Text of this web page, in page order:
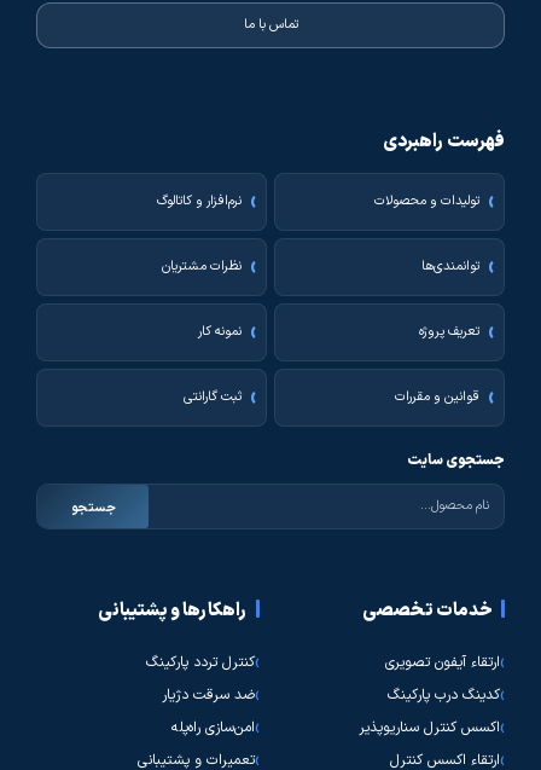
تماس با ما
فهرست راهبردی
تولیدات و محصولات نرم‌افزار و کاتالوگ
توانمندی‌ها نظرات مشتریان
تعریف پروژه نمونه کار
قوانین و مقررات ثبت گارانتی
جستجوی سایت
جستجو
خدمات تخصصی
ارتقاء آیفون تصویری
کدینگ درب پارکینگ
اکسس کنترل سناریوپذیر
ارتقاء اکسس کنترل
راهکارها و پشتیبانی
کنترل تردد پارکینگ
ضد سرقت دژیار
امن‌سازی راه‌پله
تعمیرات و پشتیبانی